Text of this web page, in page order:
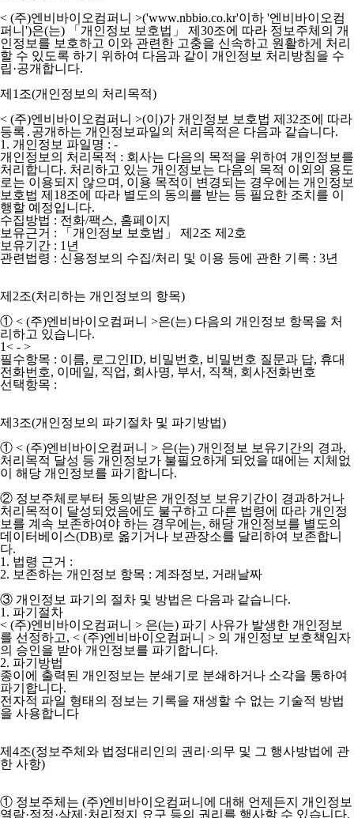
< (주)엔비바이오컴퍼니 >('www.nbbio.co.kr'이하 '엔비바이오컴
퍼니')은(는) 「개인정보 보호법」 제30조에 따라 정보주체의 개
인정보를 보호하고 이와 관련한 고충을 신속하고 원활하게 처리
할 수 있도록 하기 위하여 다음과 같이 개인정보 처리방침을 수
립·공개합니다.
제1조(개인정보의 처리목적)
< (주)엔비바이오컴퍼니 >(이)가 개인정보 보호법 제32조에 따라
등록․공개하는 개인정보파일의 처리목적은 다음과 같습니다.
1. 개인정보 파일명 : -
개인정보의 처리목적 : 회사는 다음의 목적을 위하여 개인정보를
처리합니다. 처리하고 있는 개인정보는 다음의 목적 이외의 용도
로는 이용되지 않으며, 이용 목적이 변경되는 경우에는 개인정보
보호법 제18조에 따라 별도의 동의를 받는 등 필요한 조치를 이
행할 예정입니다.
수집방법 : 전화/팩스, 홈페이지
보유근거 : 「개인정보 보호법」 제2조 제2호
보유기간 : 1년
관련법령 : 신용정보의 수집/처리 및 이용 등에 관한 기록 : 3년
제2조(처리하는 개인정보의 항목)
① < (주)엔비바이오컴퍼니 >은(는) 다음의 개인정보 항목을 처
리하고 있습니다.
1< - >
필수항목 : 이름, 로그인ID, 비밀번호, 비밀번호 질문과 답, 휴대
전화번호, 이메일, 직업, 회사명, 부서, 직책, 회사전화번호
선택항목 :
제3조(개인정보의 파기절차 및 파기방법)
① < (주)엔비바이오컴퍼니 > 은(는) 개인정보 보유기간의 경과,
처리목적 달성 등 개인정보가 불필요하게 되었을 때에는 지체없
이 해당 개인정보를 파기합니다.
② 정보주체로부터 동의받은 개인정보 보유기간이 경과하거나
처리목적이 달성되었음에도 불구하고 다른 법령에 따라 개인정
보를 계속 보존하여야 하는 경우에는, 해당 개인정보를 별도의
데이터베이스(DB)로 옮기거나 보관장소를 달리하여 보존합니
다.
1. 법령 근거 :
2. 보존하는 개인정보 항목 : 계좌정보, 거래날짜
③ 개인정보 파기의 절차 및 방법은 다음과 같습니다.
1. 파기절차
< (주)엔비바이오컴퍼니 > 은(는) 파기 사유가 발생한 개인정보
를 선정하고, < (주)엔비바이오컴퍼니 > 의 개인정보 보호책임자
의 승인을 받아 개인정보를 파기합니다.
2. 파기방법
종이에 출력된 개인정보는 분쇄기로 분쇄하거나 소각을 통하여
파기합니다.
전자적 파일 형태의 정보는 기록을 재생할 수 없는 기술적 방법
을 사용합니다
제4조(정보주체와 법정대리인의 권리·의무 및 그 행사방법에 관
한 사항)
① 정보주체는 (주)엔비바이오컴퍼니에 대해 언제든지 개인정보
열람·정정·삭제·처리정지 요구 등의 권리를 행사할 수 있습니다.